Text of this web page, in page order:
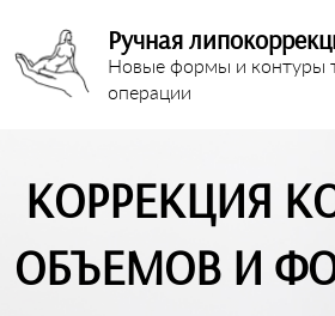
Ручная
Новые формы и контуры
операции
КОРРЕКЦИЯ
ОБЪЕМОВ И